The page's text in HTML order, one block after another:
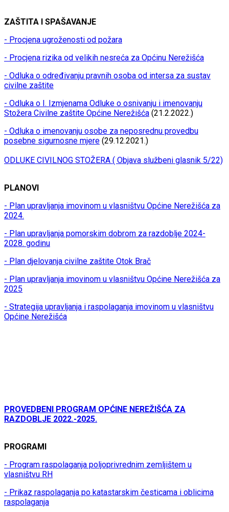
ZAŠTITA I SPAŠAVANJE
- Procjena ugroženosti od požara
- Procjena rizika od velikih nesreća za Općinu Nerežišća
- Odluka o određivanju pravnih osoba od intersa za sustav
civilne zaštite
- Odluka o I. Izmjenama Odluke o osnivanju i imenovanju
Stožera Civilne zaštite Općine Nerežišća (21.2.2022.)
- Odluka o imenovanju osobe za neposrednu provedbu
posebne sigurnosne mjere (29.12.2021.)
ODLUKE CIVILNOG STOŽERA ( Objava službeni glasnik 5/22)
PLANOVI
- Plan upravljanja imovinom u vlasništvu Općine Nerežišća za
2024.
- Plan upravljanja pomorskim dobrom za razdoblje 2024-
2028. godinu
- Plan djelovanja civilne zaštite Otok Brač
- Plan upravljanja imovinom u vlasništvu Općine Nerežišća za
2025
- Strategija upravljanja i raspolaganja imovinom u vlasništvu
Općine Nerežišća
PROVEDBENI PROGRAM OPĆINE NEREŽIŠĆA ZA
RAZDOBLJE 2022.-2025.
PROGRAMI
- Program raspolaganja poljoprivrednim zemljištem u
vlasništvu RH
- Prikaz raspolaganja po katastarskim česticama i oblicima
raspolaganja